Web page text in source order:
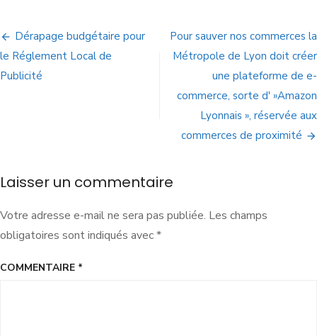
Dérapage budgétaire pour
le Réglement Local de
Publicité
Pour sauver nos commerces la
Métropole de Lyon doit créer
une plateforme de e-
commerce, sorte d' »Amazon
Lyonnais », réservée aux
commerces de proximité
Laisser un commentaire
Votre adresse e-mail ne sera pas publiée. Les champs
obligatoires sont indiqués avec*
COMMENTAIRE *